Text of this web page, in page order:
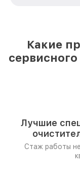
Какие
Лучшие
Стаж работы